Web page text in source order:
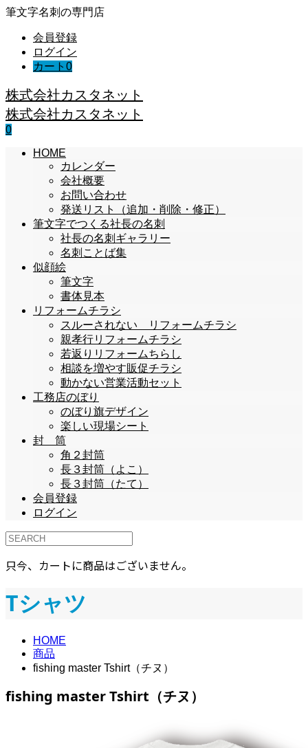
筆文字名刺の専門店
会員登録
ログイン
カート 0
株式会社カスタネット
株式会社カスタネット
0
HOME
カレンダー
会社概要
お問い合わせ
発送リスト（追加・削除・修正）
筆文字でつくる社長の名刺
社長の名刺ギャラリー
名刺ことば集
似顔絵
筆文字
書体見本
リフォームチラシ
スルーされない リフォームチラシ
親孝行リフォームチラシ
若返りリフォームちらし
相談を増やす販促チラシ
動かない営業活動セット
工務店のぼり
のぼり旗デザイン
楽しい現場シート
封 筒
角２封筒
長３封筒（よこ）
長３封筒（たて）
会員登録
ログイン
只今、カートに商品はございません。
Tシャツ
HOME
商品
fishing master Tshirt（チヌ）
fishing master Tshirt（チヌ）